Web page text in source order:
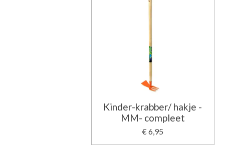
Kinder-krabber/ hakje -
MM- compleet
€ 6,95